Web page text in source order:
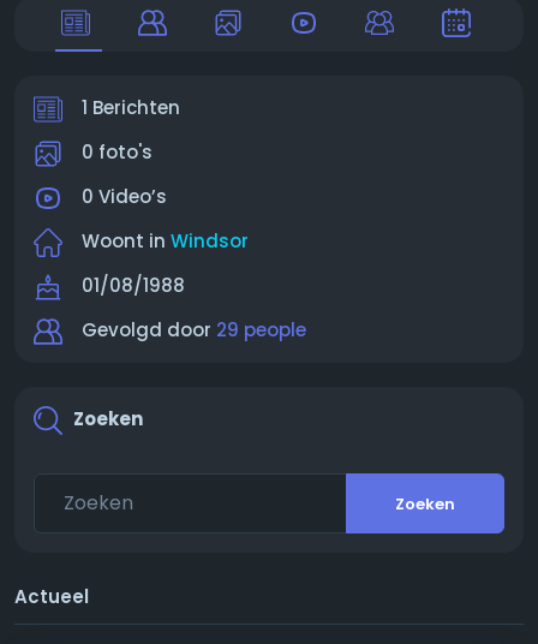
1 Berichten
0 foto's
0 Video’s
Woont in Windsor
01/08/1988
Gevolgd door 29 people
Zoeken
Zoeken
Actueel